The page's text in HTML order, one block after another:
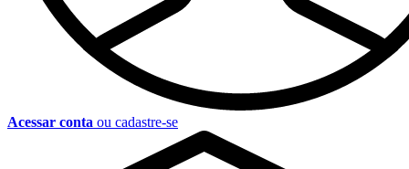
Acessar conta ou cadastre-se